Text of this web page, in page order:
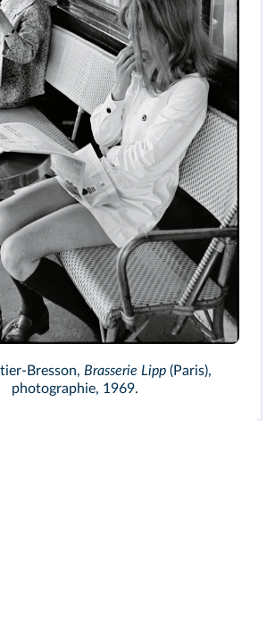
Bresson/Magnum Photos PAR19118
Bresson, Brasserie Lipp(Paris),
photographie, 1969.